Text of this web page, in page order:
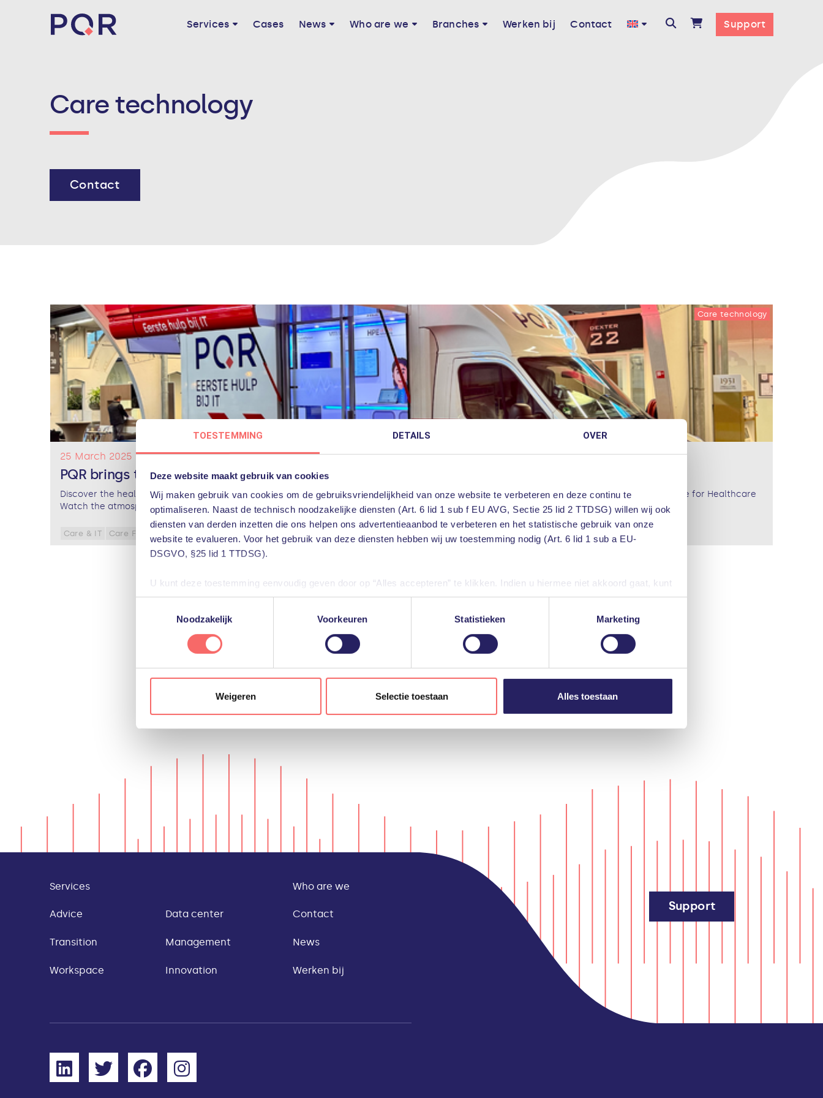
TOESTEMMING DETAILS OVER
Deze website maakt gebruik van cookies
Wij maken gebruik van cookies om de gebruiksvriendelijkheid van onze website te verbeteren en deze continu te
optimaliseren. Naast de technisch noodzakelijke diensten (Art. 6 lid 1 sub f EU AVG, Sectie 25 lid 2 TTDSG) willen wij ook
diensten van derden inzetten die ons helpen ons advertentieaanbod te verbeteren en het statistische gebruik van onze
website te evalueren. Voor het gebruik van deze diensten hebben wij uw toestemming nodig (Art. 6 lid 1 sub a EU-
DSGVO, §25 lid 1 TTDSG).
U kunt deze toestemming eenvoudig geven door op “Alles accepteren” te klikken. Indien u hiermee niet akkoord gaat, kunt
u het gebruik van niet-essentiële diensten uitschakelen door op “Alles weigeren” te klikken. Uiteraard kunt u ook de
Meer informatie, inclusief gegevensverwerking door derden, vindt u in de instellingen en in onze privacyverklaring. U kunt
het gebruik van cookies te allen tijde weigeren of aanpassen via uw instellingen.
Noodzakelijk
Voorkeuren Statistieken Marketing
Weigeren Selectie toestaan Alles toestaan
Services Cases News Who are we Branches Werken bij Contact Support
Care technology
Contact
Care technology
25 March 2025
PQR brings the digital workplace to life at Care & ICT 2025
Discover the healthcare workplace of the future – in our ambulance van PQR at the Care & IT Exhibition 2025 | Innovation in the Digital Workplace for Healthcare
Watch the atmospheric impression of a previous...Lees verder
Care & IT Care Fair Care technology Digital workplace omnissa Care & IT
Services
Advice
Transition
Workspace
Data center
Management
Innovation
Who are we
Contact
News
Werken bij
Support